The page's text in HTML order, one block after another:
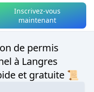
Inscrivez-vous
maintenant
de permis
à Langres
et gratuite 📜